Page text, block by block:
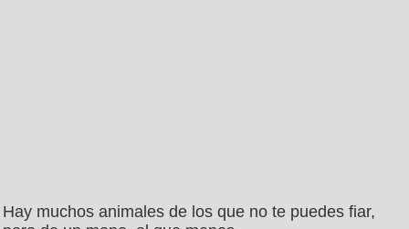
Hay muchos animales de los que no te puedes fiar,